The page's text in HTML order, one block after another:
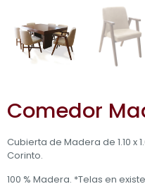
Comedor
Cubierta de Madera de 1.10 x
Corinto.
100 % Madera. *Telas en